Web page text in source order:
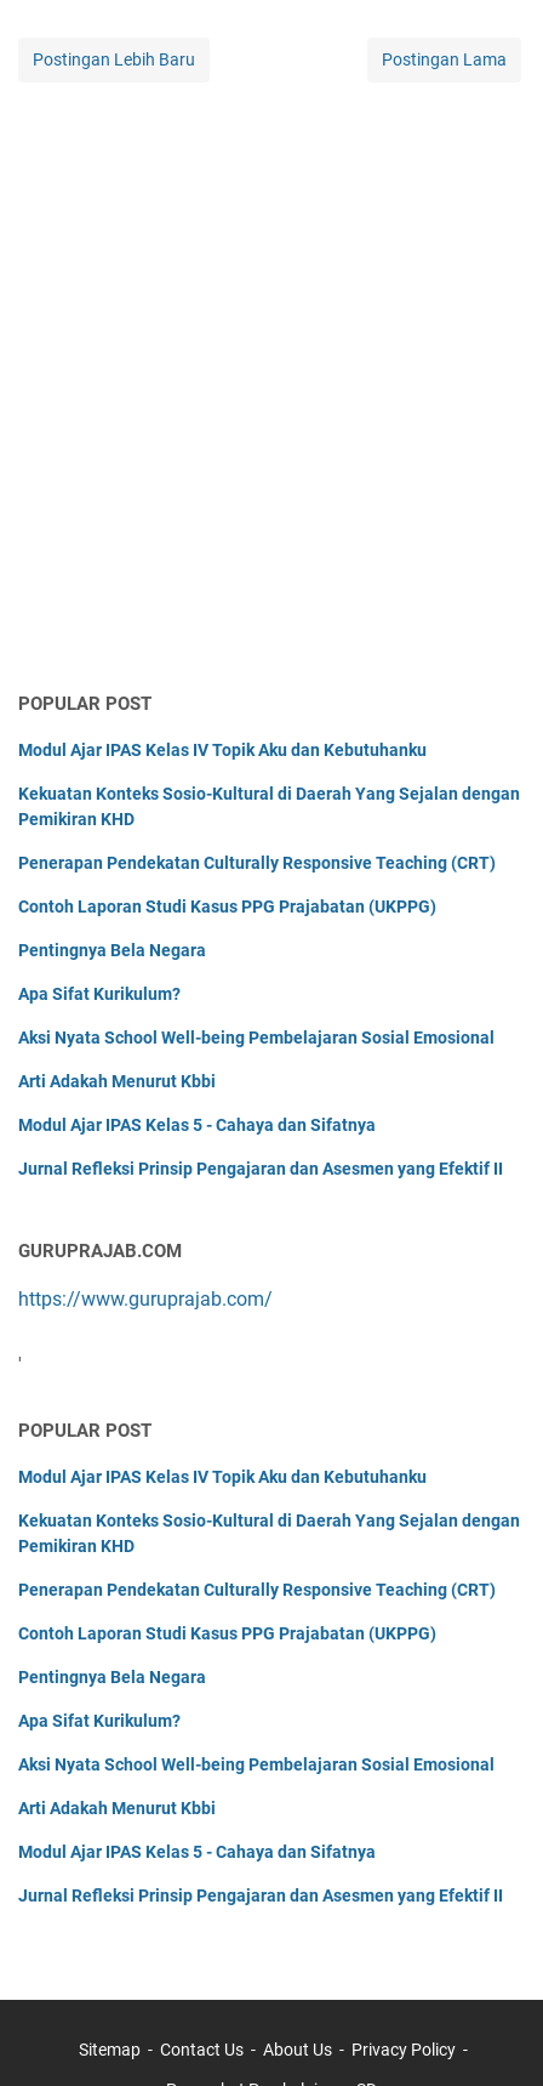
Postingan Lebih Baru Postingan Lama
POPULAR POST
Modul Ajar IPAS Kelas IV Topik Aku dan Kebutuhanku
Kekuatan Konteks Sosio-Kultural di Daerah Yang Sejalan dengan
Pemikiran KHD
Penerapan Pendekatan Culturally Responsive Teaching (CRT)
Contoh Laporan Studi Kasus PPG Prajabatan (UKPPG)
Pentingnya Bela Negara
Apa Sifat Kurikulum?
Aksi Nyata School Well-being Pembelajaran Sosial Emosional
Arti Adakah Menurut Kbbi
Modul Ajar IPAS Kelas 5 - Cahaya dan Sifatnya
Jurnal Refleksi Prinsip Pengajaran dan Asesmen yang Efektif II
GURUPRAJAB.COM
https://www.guruprajab.com/
'
POPULAR POST
Modul Ajar IPAS Kelas IV Topik Aku dan Kebutuhanku
Kekuatan Konteks Sosio-Kultural di Daerah Yang Sejalan dengan
Pemikiran KHD
Penerapan Pendekatan Culturally Responsive Teaching (CRT)
Contoh Laporan Studi Kasus PPG Prajabatan (UKPPG)
Pentingnya Bela Negara
Apa Sifat Kurikulum?
Aksi Nyata School Well-being Pembelajaran Sosial Emosional
Arti Adakah Menurut Kbbi
Modul Ajar IPAS Kelas 5 - Cahaya dan Sifatnya
Jurnal Refleksi Prinsip Pengajaran dan Asesmen yang Efektif II
Sitemap Contact Us About Us Privacy Policy